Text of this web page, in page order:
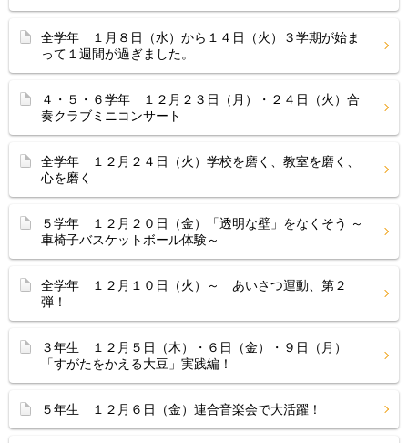
全学年 １月８日（水）から１４日（火）３学期が始ま
って１週間が過ぎました。
４・５・６学年 １２月２３日（月）・２４日（火）合
奏クラブミニコンサート
全学年 １２月２４日（火）学校を磨く、教室を磨く、
心を磨く
５学年 １２月２０日（金）「透明な壁」をなくそう ～
車椅子バスケットボール体験～
全学年 １２月１０日（火）～ あいさつ運動、第２
弾！
３年生 １２月５日（木）・６日（金）・９日（月）
「すがたをかえる大豆」実践編！
５年生 １２月６日（金）連合音楽会で大活躍！